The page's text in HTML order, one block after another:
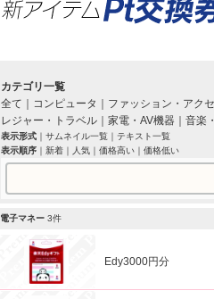
カテゴリ一覧
全て
コンピュータ ファッション・アク
レジャー・トラベル｜ 家電・AV機器｜ 音楽
表示形式｜ サムネイル一覧｜ テキスト一覧
表示順序｜ 新着｜ 人気｜ 価格高い｜ 価格低い
電子マネー3件
Edy3000円分